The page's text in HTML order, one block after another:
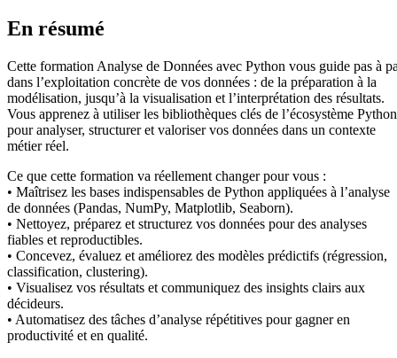
En résumé
Cette formation Analyse de Données avec Python vous guide pas à
dans l’exploitation concrète de vos données : de la préparation à la
modélisation, jusqu’à la visualisation et l’interprétation des résultats.
Vous apprenez à utiliser les bibliothèques clés de l’écosystème Python
pour analyser, structurer et valoriser vos données dans un contexte
métier réel.
Ce que cette formation va réellement changer pour vous :
• Maîtrisez les bases indispensables de Python appliquées à l’analyse
de données (Pandas, NumPy, Matplotlib, Seaborn).
• Nettoyez, préparez et structurez vos données pour des analyses
fiables et reproductibles.
• Concevez, évaluez et améliorez des modèles prédictifs (régression,
classification, clustering).
• Visualisez vos résultats et communiquez des insights clairs aux
décideurs.
• Automatisez des tâches d’analyse répétitives pour gagner en
productivité et en qualité.